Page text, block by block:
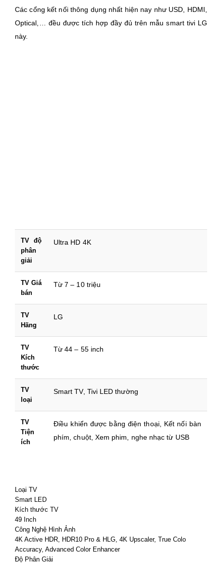
Các cổng kết nối thông dụng nhất hiện nay như USD, HDMI,
Optical,… đều được tích hợp đầy đủ trên mẫu smart tivi LG
này.
TV độ
phân
giải
Ultra HD 4K
TV Giá
bán
Từ 7 – 10 triệu
TV
Hãng
LG
TV
Kích
thước
Từ 44 – 55 inch
TV
loại
Smart TV, Tivi LED thường
TV
Tiện
ích
Điều khiển được bằng điện thoại, Kết nối bàn
phím, chuột, Xem phim, nghe nhạc từ USB
Loại TV
Smart LED
Kích thước TV
49 Inch
Công Nghệ Hình Ảnh
4K Active HDR, HDR10 Pro & HLG, 4K Upscaler, True Colo
Accuracy, Advanced Color Enhancer
Độ Phân Giải